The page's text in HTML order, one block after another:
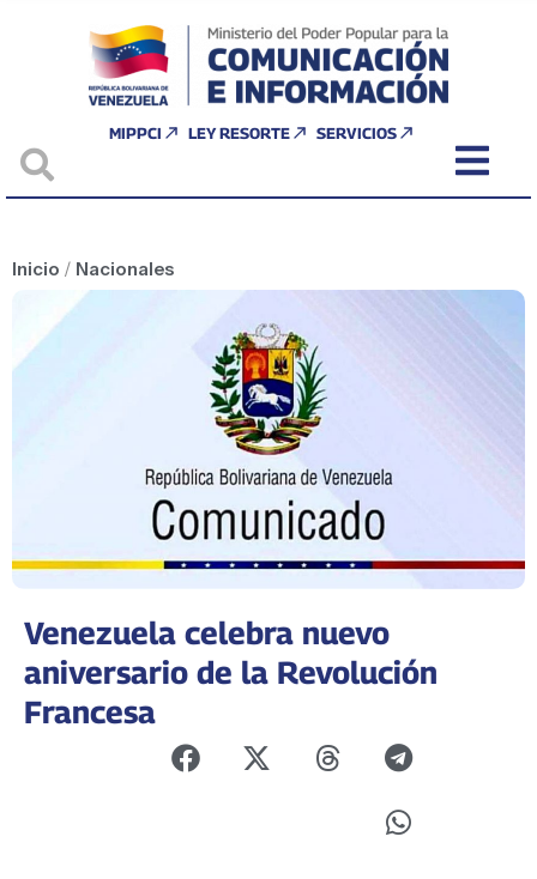
MIPPCI LEY RESORTE SERVICIOS
Inicio / Nacionales
Venezuela celebra nuevo
aniversario de la Revolución
Francesa